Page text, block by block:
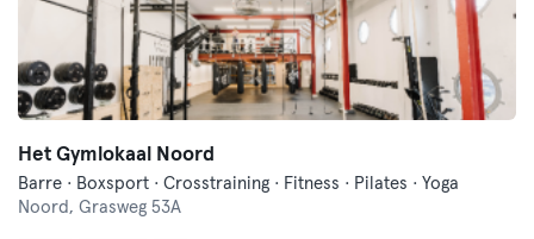
Het Gymlokaal Noord
Barre · Boxsport · Crosstraining · Fitness · Pilates · Yoga
Noord, Grasweg 53A